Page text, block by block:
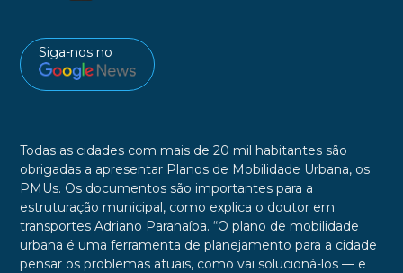
Siga-nos no
Todas as cidades com mais de 20 mil habitantes são
obrigadas a apresentar Planos de Mobilidade Urbana, os
PMUs. Os documentos são importantes para a
estruturação municipal, como explica o doutor em
transportes Adriano Paranaíba. “O plano de mobilidade
urbana é uma ferramenta de planejamento para a cidade
pensar os problemas atuais, como vai solucioná-los — e